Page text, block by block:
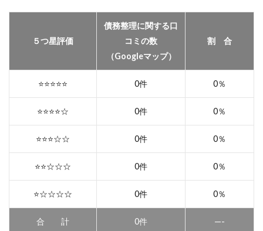
５つ星評価
債務整理に関する口
コミの数
（Googleマップ）
割 合
⭐️⭐️⭐️⭐️⭐️ 0件 0％
⭐️⭐️⭐️⭐️☆ 0件 0％
⭐️⭐️⭐️☆☆ 0件 0％
⭐️⭐️☆☆☆ 0件 0％
⭐️☆☆☆☆ 0件 0％
合 計 0件 —-